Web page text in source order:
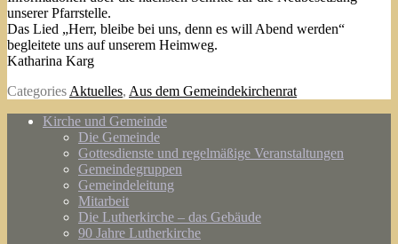
unserer Pfarrstelle.
Das Lied „Herr, bleibe bei uns, denn es will Abend werden“
begleitete uns auf unserem Heimweg.
Katharina Karg
Categories Aktuelles, Aus dem Gemeindekirchenrat
Kirche und Gemeinde
Die Gemeinde
Gottesdienste und regelmäßige Veranstaltungen
Gemeindegruppen
Gemeindeleitung
Mitarbeit
Die Lutherkirche – das Gebäude
90 Jahre Lutherkirche